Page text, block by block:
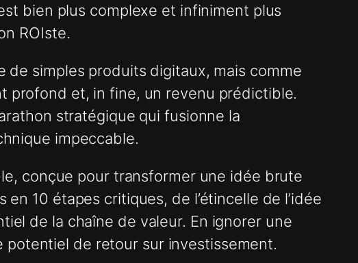
bien plus complexe et infiniment plus
ROIste.
de simples produits digitaux, mais comme
profond et, in fine, un revenu prédictible.
stratégique qui fusionne la
impeccable.
conçue pour transformer une idée brute
10 étapes critiques, de l’étincelle de l’idée
de la chaîne de valeur. En ignorer une
potentiel de retour sur investissement.